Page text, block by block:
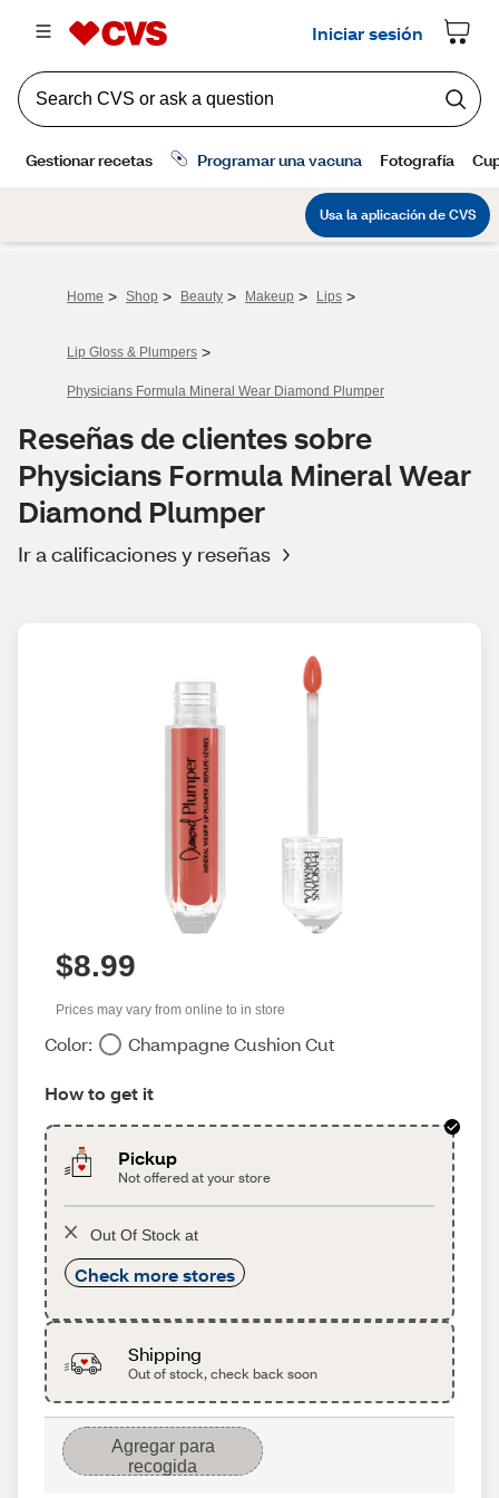
Home > Shop > Beauty > Makeup > Lips >
Lip Gloss & Plumpers >
Physicians Formula Mineral Wear Diamond Plumper
Reseñas de clientes sobre
Physicians Formula Mineral Wear
Diamond Plumper
Ir a calificaciones y reseñas
$8.99
Prices may vary from online to in store
Color: Champagne Cushion Cut
How to get it
Pickup
Not offered at your store
Out Of Stock at
Check more stores
Shipping
Out of stock, check back soon
Agregar para
recogida